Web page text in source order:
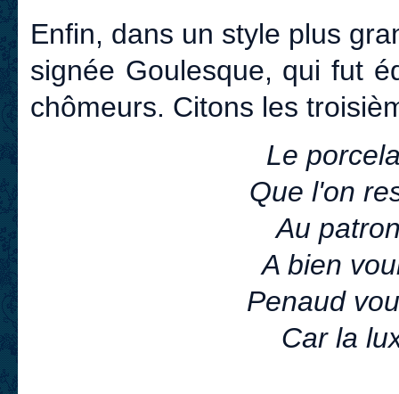
Enfin, dans un style plus
signée Goulesque, qui fut
chômeurs. Citons les
Le
Que l'on
Au
A bien
Penaud
Car la